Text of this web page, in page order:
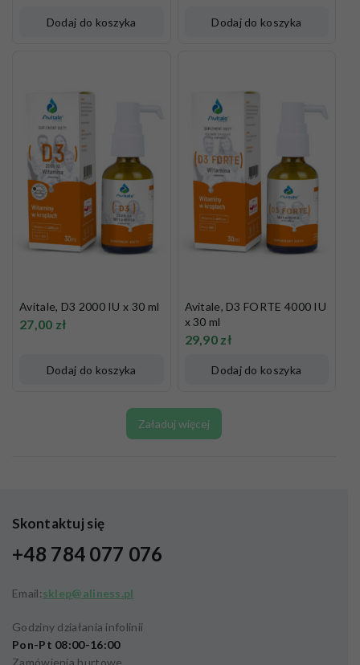
Dodaj do koszyka Dodaj do koszyka
Avitale, D3 2000 IU x 30 ml
27,00 zł
Dodaj do koszyka
Avitale, D3 FORTE 4000 IU
x 30 ml
29,90 zł
Dodaj do koszyka
Załaduj więcej
Skontaktuj się
+48 784 077 076
Email:sklep@aliness.pl
Godziny działania infolinii
Pon-Pt 08:00-16:00
Zamówienia hurtowe